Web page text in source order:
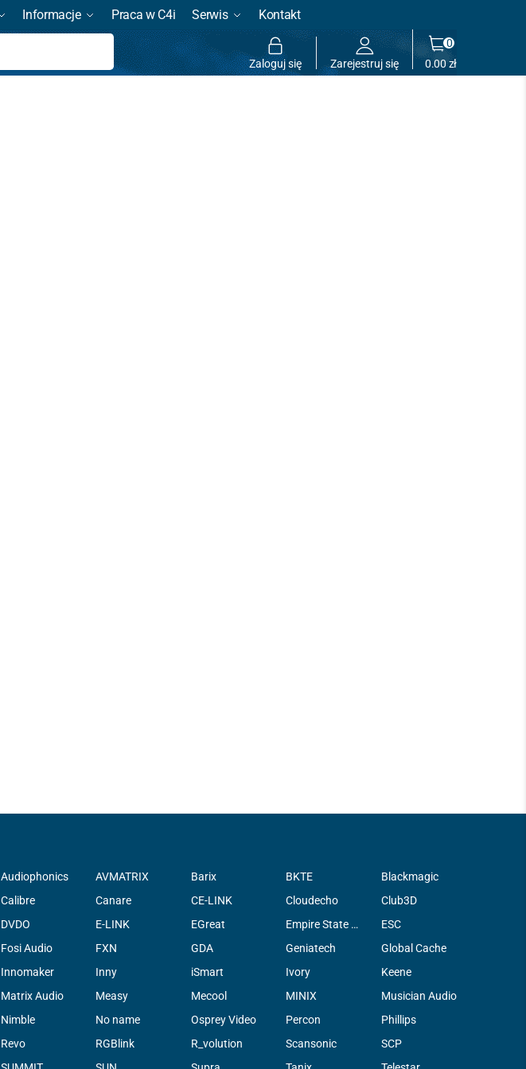
Informacje Praca w C4i Serwis Kontakt
Szukaj
Zaloguj się Zarejestruj się 0.00zł
0
Audiophonics AVMATRIX Barix BKTE
Blackmagic
Calibre Canare CE-LINK Cloudecho
Club3D
DVDO E-LINK EGreat Empire State Filter Company, INC.
ESC
Fosi Audio FXN GDA Geniatech
Global Cache
Innomaker Inny iSmart Ivory
Keene
Matrix Audio Measy Mecool MINIX
Musician Audio
Nimble No name Osprey Video Percon
Phillips
Revo RGBlink R_volution Scansonic
SCP